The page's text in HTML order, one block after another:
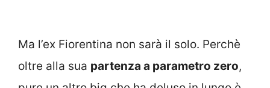
Ma l’ex Fiorentina non sarà il solo. Perchè
oltre alla sua partenza a parametro zero,